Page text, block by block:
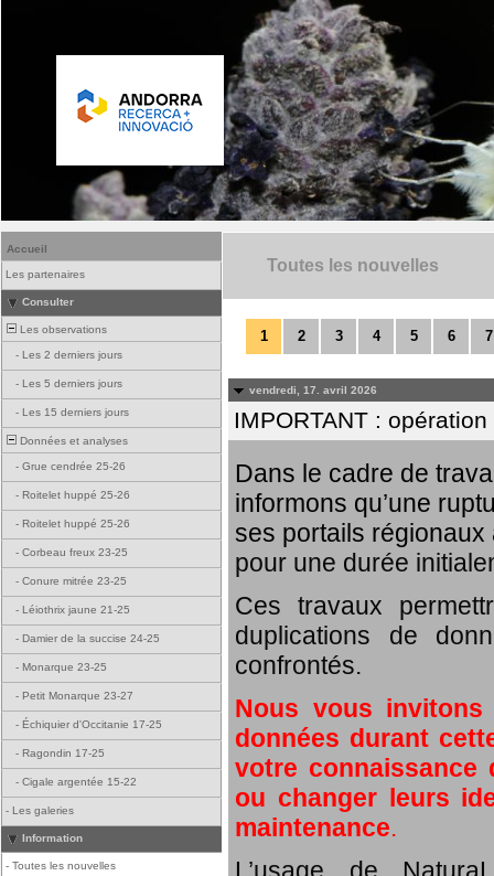
Accueil
Les partenaires
Consulter
Les observations
- Les 2 derniers jours
- Les 5 derniers jours
- Les 15 derniers jours
Données et analyses
- Grue cendrée 25-26
- Roitelet huppé 25-26
- Roitelet huppé 25-26
- Corbeau freux 23-25
- Conure mitrée 23-25
- Léiothrix jaune 21-25
- Damier de la succise 24-25
- Monarque 23-25
- Petit Monarque 23-27
- Échiquier d'Occitanie 17-25
- Ragondin 17-25
- Cigale argentée 15-22
- Les galeries
Information
- Toutes les nouvelles
Toutes les nouvelles
1 2 3 4 5 6 7
vendredi, 17. avril 2026
IMPORTANT :
Dans le cadre de
informons qu’une
ses portails régionaux
pour une durée
Ces travaux
duplications de
confrontés.
Nous vous
données durant
votre connaissance
ou changer leurs
maintenance.
L’usage de